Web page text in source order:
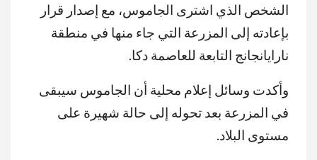
الشخص الذي اشترى الجاموس، مع إصدار قرار
بإعادته إلى المزرعة التي جاء منها في منطقة
نارايانجانج التابعة للعاصمة دكا.
وأكدت وسائل إعلام محلية أن الجاموس سيبقى
في المزرعة بعد تحوله إلى حالة شهيرة على
مستوى البلاد.